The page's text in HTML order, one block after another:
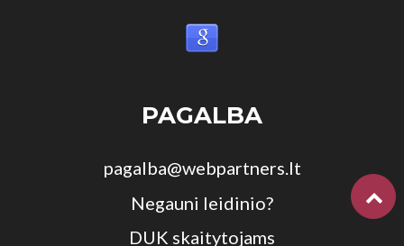
PAGALBA
pagalba@webpartners.lt
Negauni leidinio?
DUK skaitytojams